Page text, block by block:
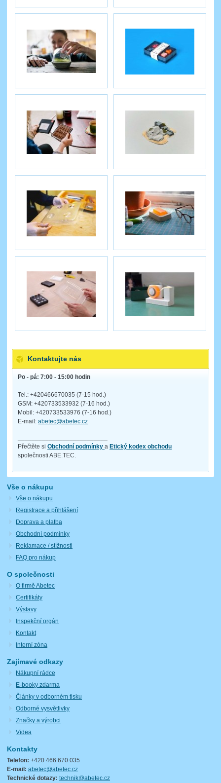
Kontaktujte nás
Po - pá: 7:00 - 15:00 hodin
Tel.: +420466670035 (7-15 hod.)
GSM: +420733533932 (7-16 hod.)
Mobil: +420733533976 (7-16 hod.)
E-mail: abetec@abetec.cz
Přečtěte si Obchodní podmínky a Etický kodex obchodu
společnosti ABE.TEC.
Vše o nákupu
Vše o nákupu
Registrace a přihlášení
Doprava a platba
Obchodní podmínky
Reklamace / stížnosti
FAQ pro nákup
O společnosti
O firmě Abetec
Certifikáty
Výstavy
Inspekční orgán
Kontakt
Interní zóna
Zajímavé odkazy
Nákupní rádce
E-booky zdarma
Články v odborném tisku
Odborné vysvětlivky
Značky a výrobci
Videa
Kontakty
Telefon: +420 466 670 035
E-mail: abetec@abetec.cz
Technické dotazy: technik@abetec.cz